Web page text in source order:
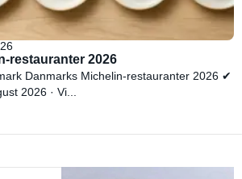
restauranter 2026
Danmarks Michelin-restauranter 2026 ✔
2026 · Vi...